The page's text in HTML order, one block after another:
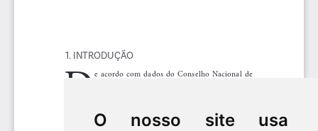
O nosso site usa